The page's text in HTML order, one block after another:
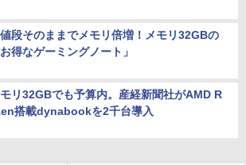
段そのままでメモリ倍増！メモリ32GBの
お得なゲーミングノート」
リ32GBでも予算内。産経新聞社がAMD R
搭載dynabookを2千台導入